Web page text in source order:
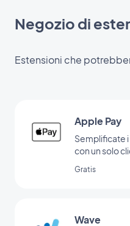
Negozio di
Estensioni che
Apple Pay
Semplificate
con un solo
Gratis
Wave